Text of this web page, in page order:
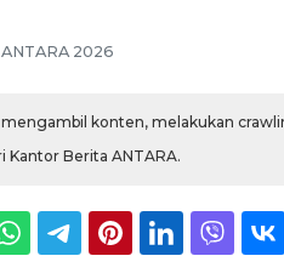
2026
mengambil konten, melakukan
Kantor Berita ANTARA.